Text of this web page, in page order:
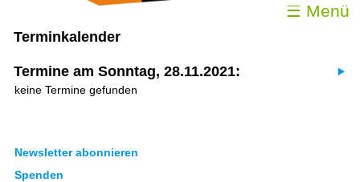
☰ Menü
Terminkalender
Termine am Sonntag, 28.11.2021:
keine Termine gefunden
Newsletter abonnieren
Spenden